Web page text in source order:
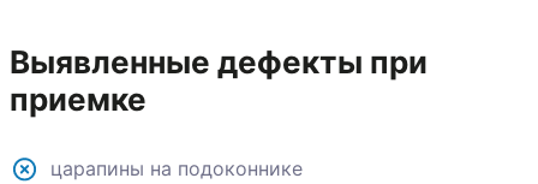
Выявленные дефекты при
приемке
царапины на подоконнике